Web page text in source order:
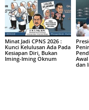
Minat Jadi CPNS 2026 :
Kunci Kelulusan Ada Pada
Kesiapan Diri, Bukan
Iming-Iming Oknum
dan